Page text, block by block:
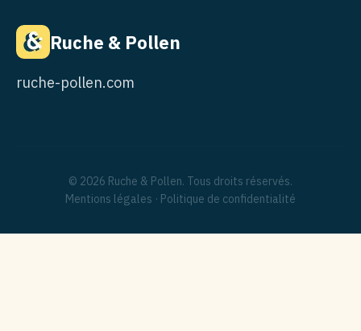
Ruche & Pollen
ruche-pollen.com
© 2026 Ruche & Pollen. Tous droits réservés.
Mentions légales · Politique de confidentialité